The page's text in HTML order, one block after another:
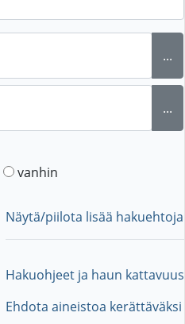
...
...
vanhin
Näytä/piilota lisää hakuehtoja
Hakuohjeet ja haun kattavuus
Ehdota aineistoa kerättäväksi